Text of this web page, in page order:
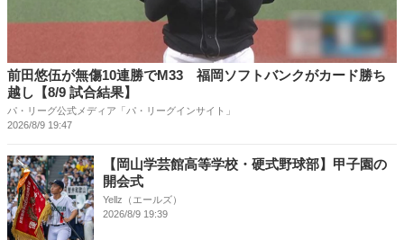
前田悠伍が無傷10連勝でM33 福岡ソフトバンクがカード勝ち
越し【8/9 試合結果】
パ・リーグ公式メディア「パ・リーグインサイト」
2026/8/9 19:47
【岡山学芸館高等学校・硬式野球部】甲子園の
開会式
Yellz（エールズ）
2026/8/9 19:39